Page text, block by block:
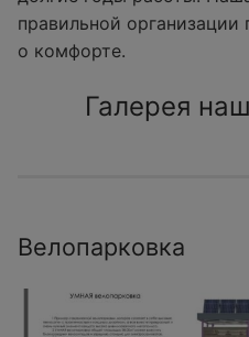
правильной организации
о комфорте.
Галерея
Велопарковка